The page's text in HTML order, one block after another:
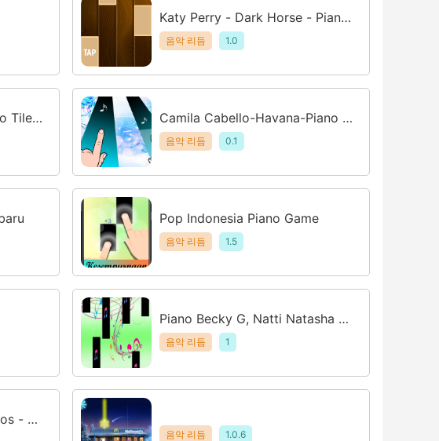
Katy Perry - Dark Horse - Piano
Wooden Tiles
음악 리듬 1.0
Tiles
Camila Cabello-Havana-Piano T
iles
음악 리듬 0.1
Pop Indonesia Piano Game
음악 리듬 1.5
Piano Becky G, Natti Natasha -
Sin Pijama
음악 리듬 1
- Pi
음악 리듬 1.0.6